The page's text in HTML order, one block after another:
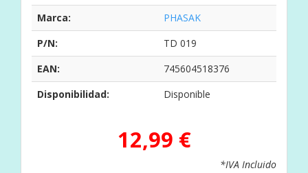
Marca:
PHASAK
P/N:
TD 019
EAN:
745604518376
Disponibilidad:
Disponible
12,99 €
*IVA Incluido